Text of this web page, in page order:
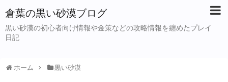
倉葉の黒い砂漠ブログ
黒い砂漠の初心者向け情報や金策などの攻略情報を纏めたプレイ
日記
ホーム 黒い砂漠